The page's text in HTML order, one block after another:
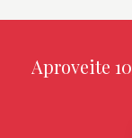
Aproveite 10